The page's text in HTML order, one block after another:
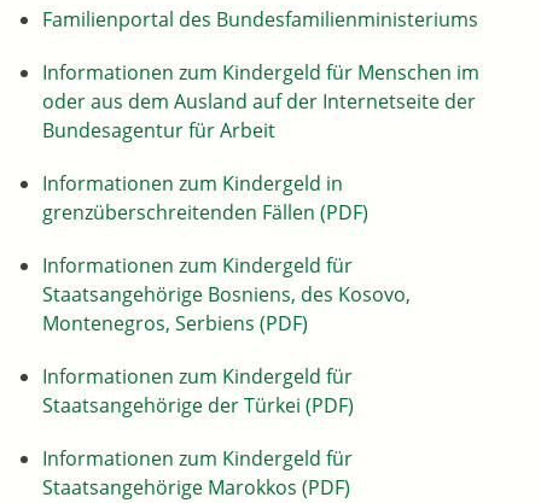
Familienportal des Bundesfamilienministeriums
Informationen zum Kindergeld für Menschen im
oder aus dem Ausland auf der Internetseite der
Bundesagentur für Arbeit
Informationen zum Kindergeld in
grenzüberschreitenden Fällen (PDF)
Informationen zum Kindergeld für
Staatsangehörige Bosniens, des Kosovo,
Montenegros, Serbiens (PDF)
Informationen zum Kindergeld für
Staatsangehörige der Türkei (PDF)
Informationen zum Kindergeld für
Staatsangehörige Marokkos (PDF)